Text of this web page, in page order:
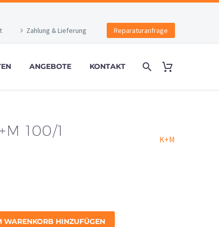
Zahlung & Lieferung Reparaturanfrage
ANGEBOTE KONTAKT
100/1
K+M
WARENKORB HINZUFÜGEN